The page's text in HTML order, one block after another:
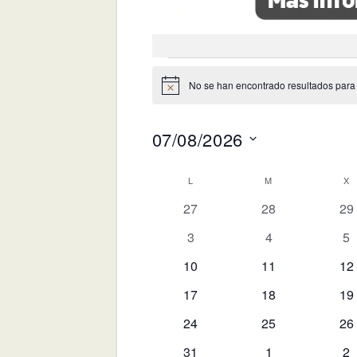
Eventos
Aviso No se han encontrado resultados
07/08/2026
Calendario
Eventos
L M X
0
27
0
28
0
29
0
3
0
4
0
5
0
10
0
11
0
12
0
17
0
18
0
19
0
24
0
25
0
26
0
31
0
1
0
2